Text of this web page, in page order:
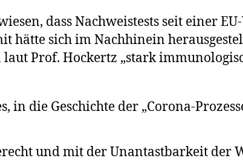
dass Nachweistests seit einer
hätte sich im Nachhinein
Prof. Hockertz „stark
in die Geschichte der „Corona-
und mit der Unantastbarkeit der